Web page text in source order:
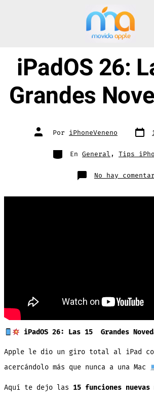
iPadOS 26:
Grandes
Autor
de Por iPhoneVeneno Fecha
de
Categorías
En General , Tips
No hay
iPadOS 26: Las 15 Grandes
Apple le dio un giro total al iPad
acercándolo más que nunca a una Mac
Aquí te dejo las 15 funciones nuevas